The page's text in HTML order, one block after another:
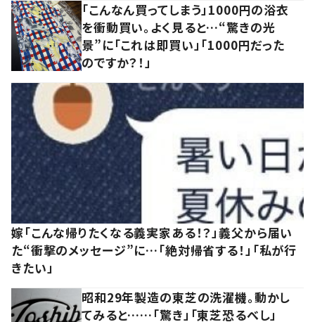
「こんなん買ってしまう」1000円の浴衣
を衝動買い。よく見ると…“驚きの光
景”に「これは即買い」「1000円だった
のですか？！」
嫁「こんな帰りたくなる義実家ある！？」義父から届い
た“衝撃のメッセージ”に…「絶対帰省する！」「私が行
きたい」
昭和29年製造の東芝の洗濯機。動かし
てみると……「驚き」「東芝恐るべし」